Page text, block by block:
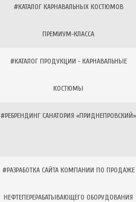
#КАТАЛОГ КАРНАВАЛЬНЫХ КОСТЮМОВ
ПРЕМИУМ-КЛАССА
#КАТАЛОГ ПРОДУКЦИИ - КАРНАВАЛЬНЫЕ
КОСТЮМЫ
#РЕБРЕНДИНГ САНАТОРИЯ «ПРИДНЕПРОВСКИЙ»
#РАЗРАБОТКА САЙТА КОМПАНИИ ПО ПРОДАЖЕ
НЕФТЕПЕРЕРАБАТЫВАЮЩЕГО ОБОРУДОВАНИЯ